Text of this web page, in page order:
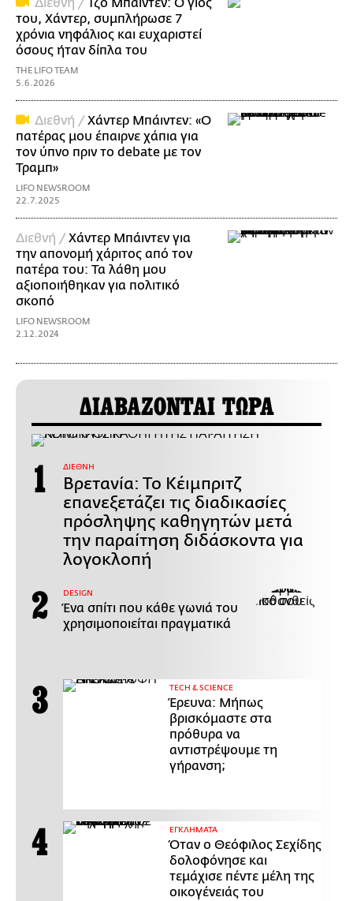
Διεθνή /
Τζο Μπάιντεν: Ο γιος
του, Χάντερ, συμπλήρωσε 7
χρόνια νηφάλιος και ευχαριστεί
όσους ήταν δίπλα του
THE LIFO TEAM
5.6.2026
Διεθνή / Χάντερ Μπάιντεν: «Ο
πατέρας μου έπαιρνε χάπια για
τον ύπνο πριν το debate με τον
Τραμπ»
LIFO NEWSROOM
22.7.2025
Διεθνή / Χάντερ Μπάιντεν για
την απονομή χάριτος από τον
πατέρα του: Τα λάθη μου
αξιοποιήθηκαν για πολιτικό
σκοπό
LIFO NEWSROOM
2.12.2024
ΔΙΑΒΑΖΟΝΤΑΙ ΤΩΡΑ
ΔΙΕΘΝΗ
Βρετανία: Το Κέιμπριτζ
επανεξετάζει τις διαδικασίες
πρόσληψης καθηγητών μετά
την παραίτηση διδάσκοντα για
λογοκλοπή
DESIGN
Ένα σπίτι που κάθε γωνιά του
χρησιμοποιείται πραγματικά
ΤECH & SCIENCE
Έρευνα: Μήπως
βρισκόμαστε στα
πρόθυρα να
αντιστρέψουμε τη
γήρανση;
ΕΓΚΛΗΜΑΤΑ
Όταν ο Θεόφιλος Σεχίδης
δολοφόνησε και
τεμάχισε πέντε μέλη της
οικογένειάς του